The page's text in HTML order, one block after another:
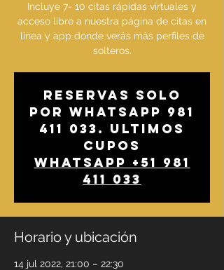
Incluye 7- 10 citas rápidas virtuales y
acceso libre a nuestra página de citas en
línea y app donde verás más perfiles de
solteros.
Reservas solo
por whatsapp 981
411 033. Ultimos
cupos
WhatsApp +51 981
411 033
Horario y ubicación
14 jul 2022, 21:00 – 22:30